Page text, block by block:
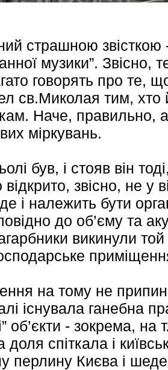
страшною звісткою -
музики”. Звісно,
говорять про те,
св.Миколая тим, хто
Наче, правильно,
міркувань.
був, і стояв він
звісно, не у
і належить бути
до об’єму та
викинули
на тому не
існувала ганебна
об’єкти - зокрема, на
доля спіткала і
перлину Києва і